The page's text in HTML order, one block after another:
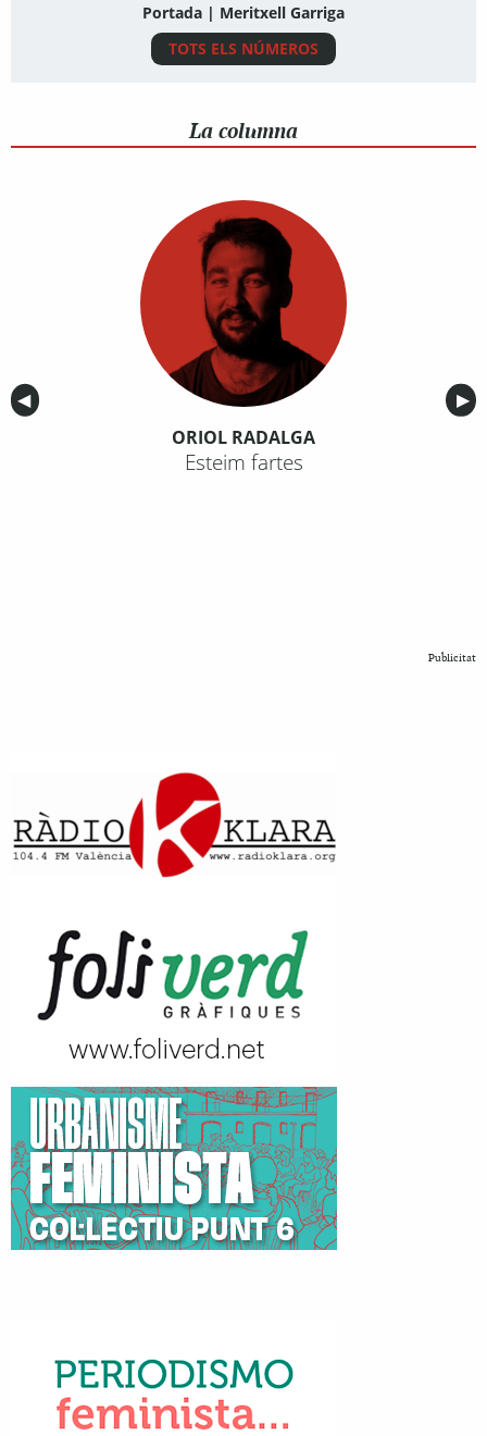
Portada | Meritxell Garriga
TOTS ELS NÚMEROS
La columna
Anterior
◀︎ ▶︎
ORIOL RADALGA
Esteim fartes
Publicitat